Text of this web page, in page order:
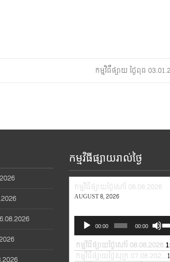
កម្មវិធីផ្សាយ ថ្ងៃពុធ
កម្មវិធីផ្សាយរាល់ថ្ងៃ
កម្មវិធីផ្សាយថ្ងៃសៅរ៍ 08.08.2026
AUGUST 8, 2026
Audio
Player
00:00 00:00
កម្មវិធីផ្សាយថ្ងៃសៅរ៍ 08.08.2026
កម្មវិធីផ្សាយថ្ងៃសុក្រ 07.08.2026